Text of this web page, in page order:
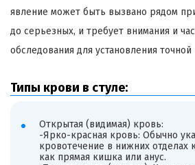
явление может быть вызвано рядом
до серьезных, и требует внимания и
обследования для установления
Типы крови в стуле:
Открытая (видимая) кровь:
-Ярко-красная кровь: Обычно
кровотечение в нижних отделах
как прямая кишка или анус.